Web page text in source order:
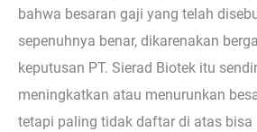
bahwa besaran gaji yang telah
sepenuhnya benar, dikarenakan
keputusan PT. Sierad Biotek itu
meningkatkan atau menurunkan
tetapi paling tidak daftar di atas bisa